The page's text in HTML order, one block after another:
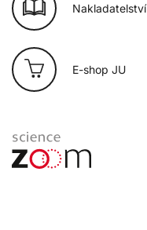
Nakladatelství
E-shop JU